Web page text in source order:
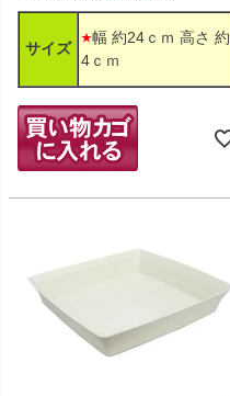
サイズ
幅 約24ｃｍ 高さ 約
4ｃｍ